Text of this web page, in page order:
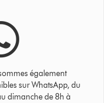
également
sur WhatsApp, du
dimanche de 8h à